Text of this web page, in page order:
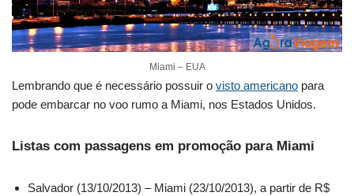
Miami – EUA
Lembrando que é necessário possuir o visto americano para
pode embarcar no voo rumo a Miami, nos Estados Unidos.
Listas com passagens em promoção para Miami
Salvador (13/10/2013) – Miami (23/10/2013), a partir de R$